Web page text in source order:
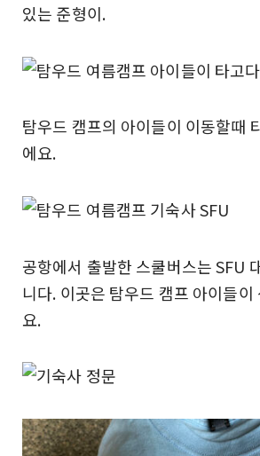
있는 준형이.
탐우드 캠프의 아이들이 이동할때
에요.
공항에서 출발한 스쿨버스는 SFU
니다. 이곳은 탐우드 캠프 아이들이
요.